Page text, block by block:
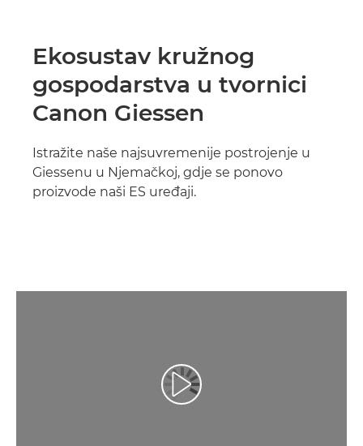
Ekosustav kružnog
gospodarstva u tvornici
Canon Giessen
Istražite naše najsuvremenije postrojenje u
Giessenu u Njemačkoj, gdje se ponovo
proizvode naši ES uređaji.